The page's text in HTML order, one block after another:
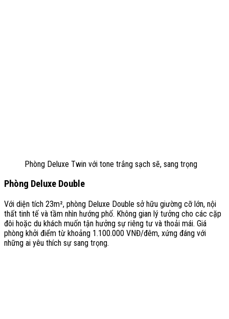
Phòng Deluxe Twin với tone trắng sạch sẽ, sang trọng
Phòng Deluxe Double
Với diện tích 23m², phòng Deluxe Double sở hữu giường cỡ lớn, nội
thất tinh tế và tầm nhìn hướng phố. Không gian lý tưởng cho các cặp
đôi hoặc du khách muốn tận hưởng sự riêng tư và thoải mái. Giá
phòng khởi điểm từ khoảng 1.100.000 VNĐ/đêm, xứng đáng với
những ai yêu thích sự sang trọng.